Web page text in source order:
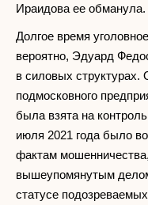
Ираидова ее обманула.
Долгое время
вероятно, Эдуард
в силовых структурах.
подмосковного
была взята на
июля 2021 года было
фактам
вышеупомянутым
статусе